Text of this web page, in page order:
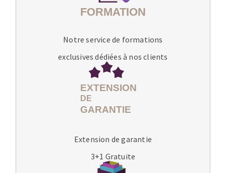
Notre service de formations
exclusives dédiées à nos clients
Extension de garantie
3+1 Gratuite